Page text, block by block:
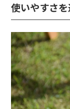
使いやすさ